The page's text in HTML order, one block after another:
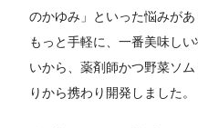
のかゆみ」といった悩みがあ
もっと手軽に、一番美味し
いから、薬剤師かつ野菜ソ
りから携わり開発しました。